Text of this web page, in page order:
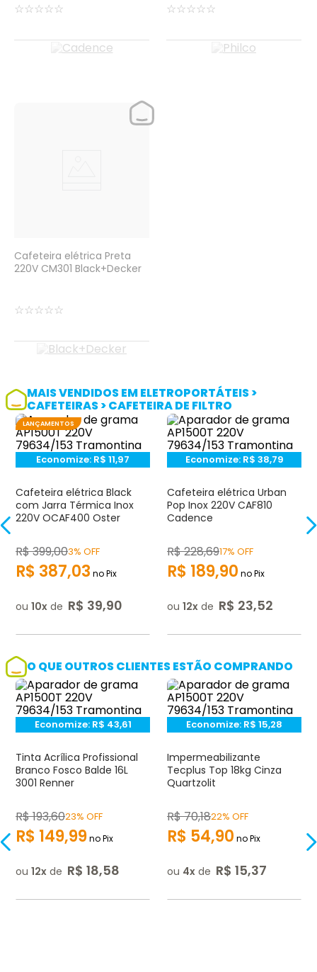
☆☆☆☆☆ ☆☆☆☆☆
Cafeteira elétrica Preta
220V CM301 Black+Decker
☆☆☆☆☆
MAIS VENDIDOS EM ELETROPORTÁTEIS >
CAFETEIRAS > CAFETEIRA DE FILTRO
LANÇAMENTOS
Economize: R$ 11,97
Cafeteira elétrica Black
com Jarra Térmica Inox
220V OCAF400 Oster
R$399,003% OFF
R$ 387,03 no Pix
ou 10 de R$ 39,90
Economize: R$ 38,79
Cafeteira elétrica Urban
Pop Inox 220V CAF810
Cadence
R$228,6917% OFF
R$ 189,90 no Pix
ou 12 de R$ 23,52
O QUE OUTROS CLIENTES ESTÃO COMPRANDO
Economize: R$ 43,61
Tinta Acrílica Profissional
Branco Fosco Balde 16L
3001 Renner
R$193,6023% OFF
R$ 149,99no Pix
ou 12 de R$ 18,58
Economize: R$ 15,28
Impermeabilizante
Tecplus Top 18kg Cinza
Quartzolit
R$70,1822% OFF
R$ 54,90 no Pix
ou 4 de R$ 15,37